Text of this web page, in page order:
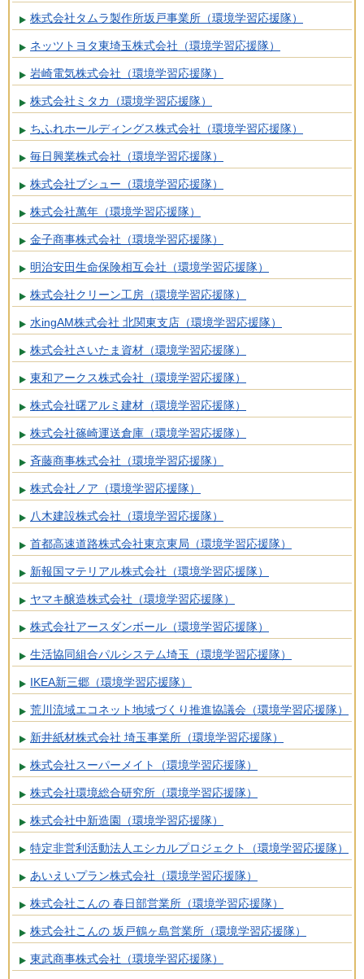
株式会社タムラ製作所坂戸事業所（環境学習応援隊）
ネッツトヨタ東埼玉株式会社（環境学習応援隊）
岩崎電気株式会社（環境学習応援隊）
株式会社ミタカ（環境学習応援隊）
ちふれホールディングス株式会社（環境学習応援隊）
毎日興業株式会社（環境学習応援隊）
株式会社ブシュー（環境学習応援隊）
株式会社萬年（環境学習応援隊）
金子商事株式会社（環境学習応援隊）
明治安田生命保険相互会社（環境学習応援隊）
株式会社クリーン工房（環境学習応援隊）
水ingAM株式会社 北関東支店（環境学習応援隊）
株式会社さいたま資材（環境学習応援隊）
東和アークス株式会社（環境学習応援隊）
株式会社曙アルミ建材（環境学習応援隊）
株式会社篠崎運送倉庫（環境学習応援隊）
斉藤商事株式会社（環境学習応援隊）
株式会社ノア（環境学習応援隊）
八木建設株式会社（環境学習応援隊）
首都高速道路株式会社東京東局（環境学習応援隊）
新報国マテリアル株式会社（環境学習応援隊）
ヤマキ醸造株式会社（環境学習応援隊）
株式会社アースダンボール（環境学習応援隊）
生活協同組合パルシステム埼玉（環境学習応援隊）
IKEA新三郷（環境学習応援隊）
荒川流域エコネット地域づくり推進協議会（環境学習応援隊）
新井紙材株式会社 埼玉事業所（環境学習応援隊）
株式会社スーパーメイト（環境学習応援隊）
株式会社環境総合研究所（環境学習応援隊）
株式会社中新造園（環境学習応援隊）
特定非営利活動法人エシカルプロジェクト（環境学習応援隊）
あいえいプラン株式会社（環境学習応援隊）
株式会社こんの 春日部営業所（環境学習応援隊）
株式会社こんの 坂戸鶴ヶ島営業所（環境学習応援隊）
東武商事株式会社（環境学習応援隊）